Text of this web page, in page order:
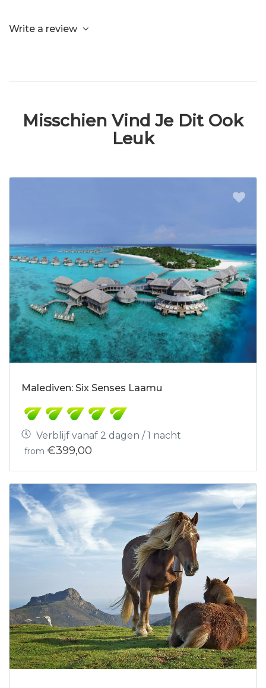
Write a review
Misschien Vind Je Dit Ook
Leuk
Malediven: Six Senses Laamu
Verblijf vanaf 2 dagen / 1 nacht
from €399,00